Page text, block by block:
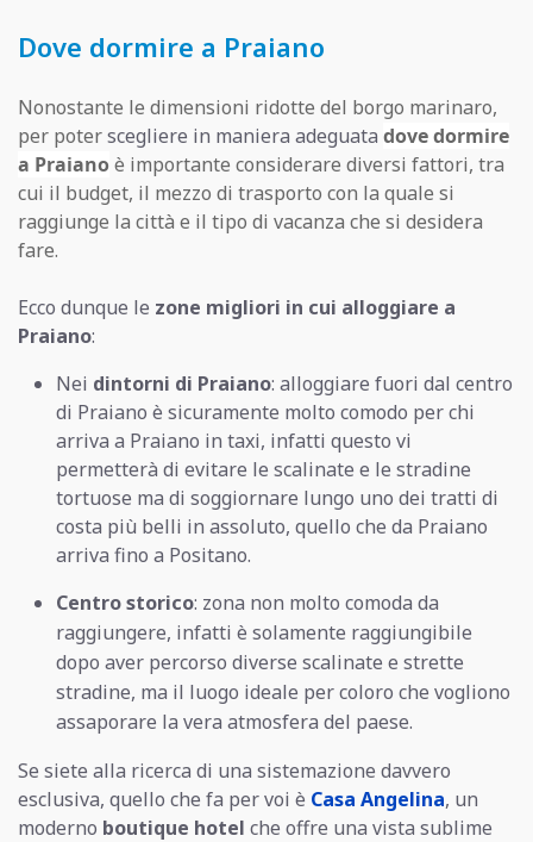
Dove dormire a Praiano
Nonostante le dimensioni ridotte del borgo marinaro,
per poterscegliere in maniera adeguata dove dormire
a Praianoè importante considerare diversi fattori, tra
cui il budget, il mezzo di trasporto con la quale si
raggiunge la città e il tipo di vacanza che si desidera
fare.
Ecco dunque le zone migliori in cui alloggiare a
Praiano:
Nei dintorni di Praiano: alloggiare fuori dal centro
di Praiano è sicuramente molto comodo per chi
arriva a Praiano in taxi, infatti questo vi
permetterà di evitare le scalinate e le stradine
tortuose ma di soggiornare lungo uno dei tratti di
costa più belli in assoluto, quello che da Praiano
arriva fino a Positano.
Centro storico: zona non molto comoda da
raggiungere, infatti è solamente raggiungibile
dopo aver percorso diverse scalinate e strette
stradine, ma il luogo ideale per coloro che vogliono
assaporare la vera atmosfera del paese.
Se siete alla ricerca di una sistemazione davvero
esclusiva, quello che fa per voi è Casa Angelina, un
moderno boutique hotel che offre una vista sublime